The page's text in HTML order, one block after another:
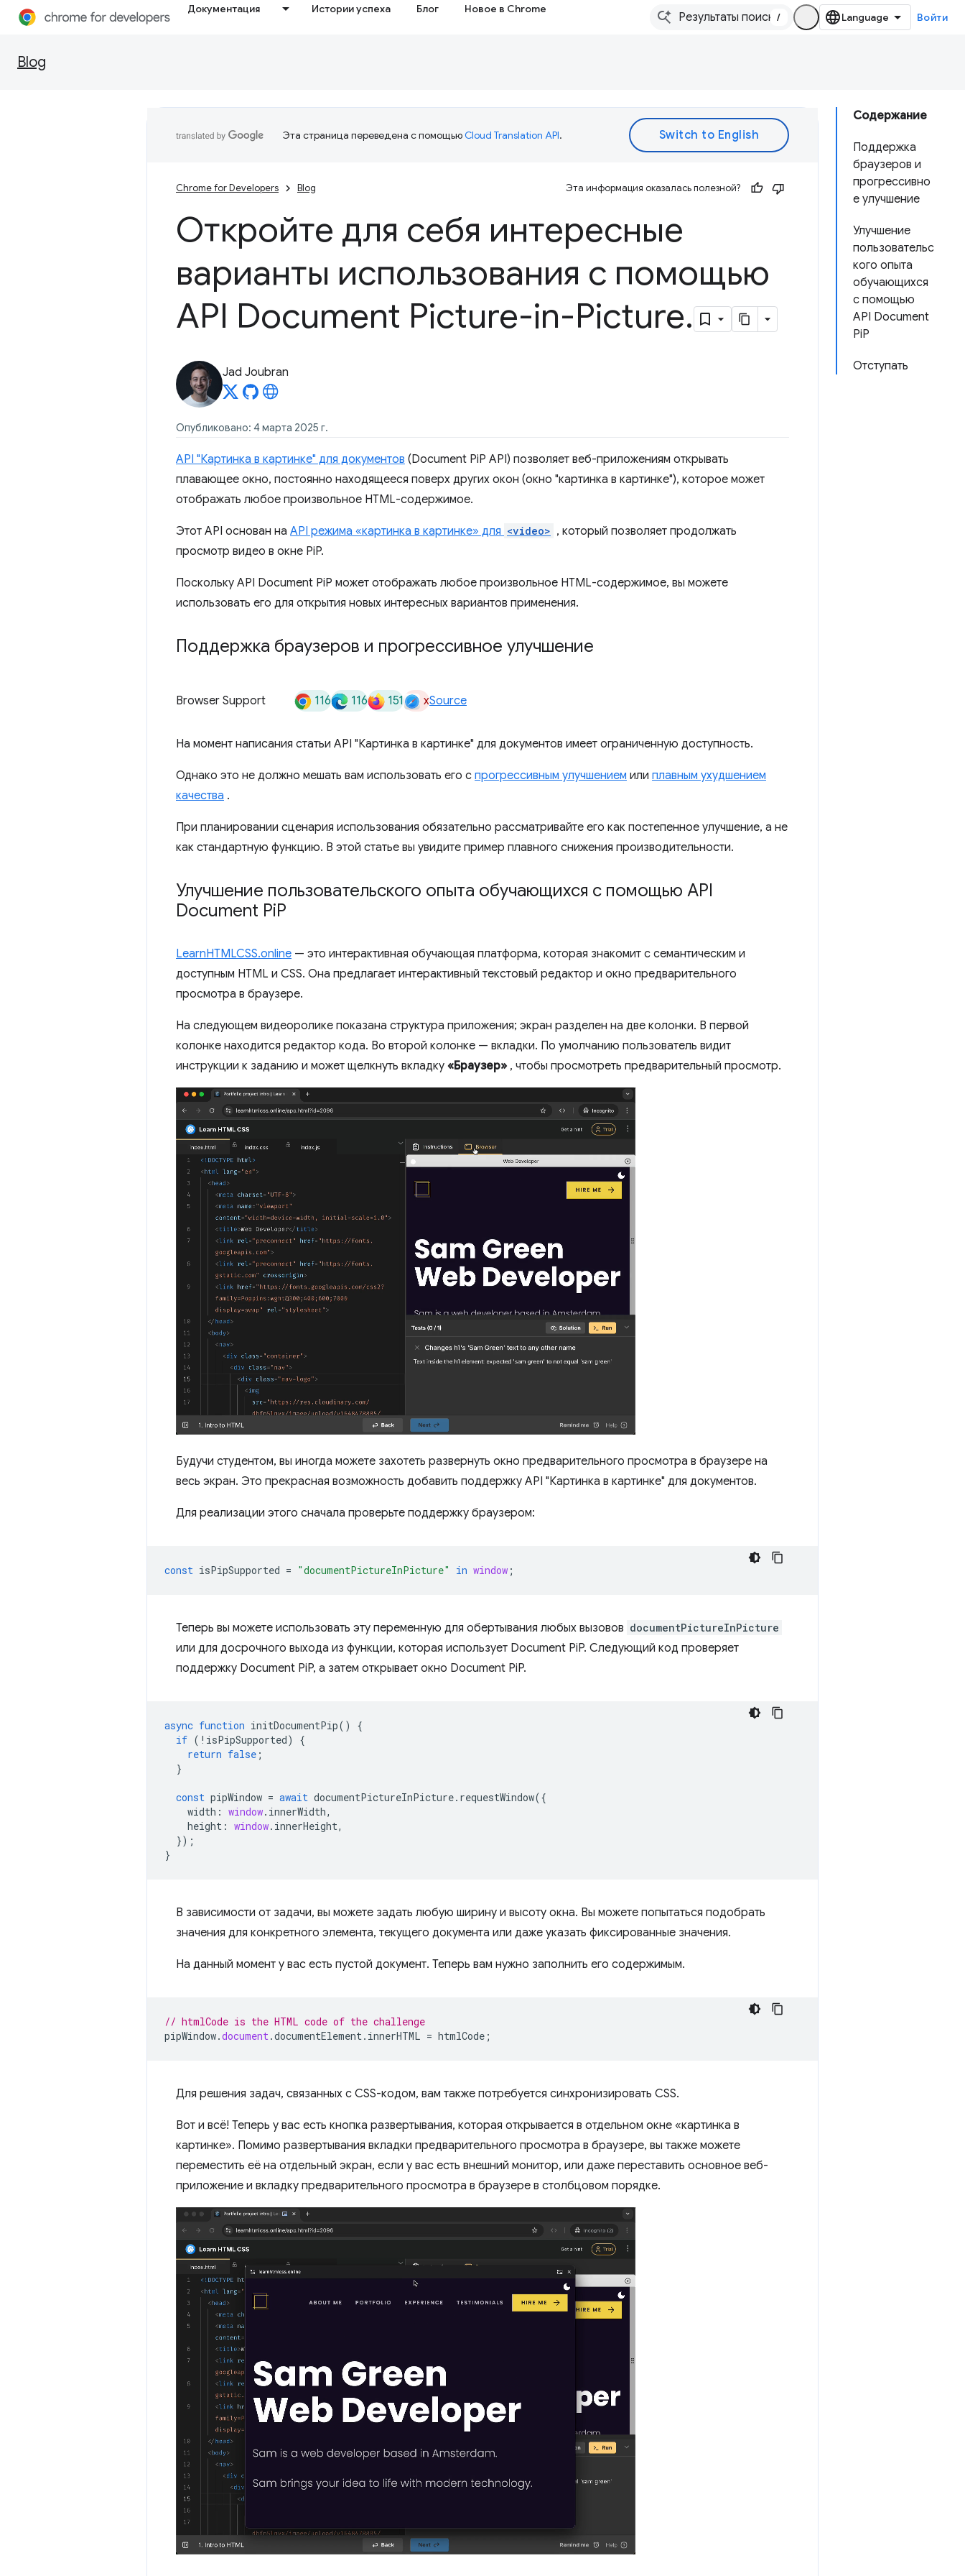
Документация Истории успеха Блог Новое в Chrome
/ Войти
Blog
Содержание
Поддержка
браузеров и
прогрессивно
е улучшение
Улучшение
пользовательс
кого опыта
обучающихся
с помощью
API Document
PiP
Отступать
Эта страница переведена с помощьюCloud Translation API.
Chrome for Developers Blog Эта информация оказалась полезной?
Откройте для себя интересные
варианты использования с помощью
API Document Picture-in-Picture.
Jad Joubran
Опубликовано: 4 марта 2025 г.
API "Картинка в картинке" для документов (Document PiP API) позволяет веб-приложениям открывать
плавающее окно, постоянно находящееся поверх других окон (окно "картинка в картинке"), которое может
отображать любое произвольное HTML-содержимое.
Этот API основан на API режима «картинка в картинке» для <video> , который позволяет продолжать
просмотр видео в окне PiP.
Поскольку API Document PiP может отображать любое произвольное HTML-содержимое, вы можете
использовать его для открытия новых интересных вариантов применения.
Поддержка браузеров и прогрессивное улучшение
Browser Support 116 116 151 xSource
На момент написания статьи API "Картинка в картинке" для документов имеет ограниченную доступность.
Однако это не должно мешать вам использовать его с прогрессивным улучшением или плавным ухудшением
качества .
При планировании сценария использования обязательно рассматривайте его как постепенное улучшение, а не
как стандартную функцию. В этой статье вы увидите пример плавного снижения производительности.
Улучшение пользовательского опыта обучающихся с помощью API
Document PiP
LearnHTMLCSS.online — это интерактивная обучающая платформа, которая знакомит с семантическим и
доступным HTML и CSS. Она предлагает интерактивный текстовый редактор и окно предварительного
просмотра в браузере.
На следующем видеоролике показана структура приложения; экран разделен на две колонки. В первой
колонке находится редактор кода. Во второй колонке — вкладки. По умолчанию пользователь видит
инструкции к заданию и может щелкнуть вкладку «Браузер» , чтобы просмотреть предварительный просмотр.
Будучи студентом, вы иногда можете захотеть развернуть окно предварительного просмотра в браузере на
весь экран. Это прекрасная возможность добавить поддержку API "Картинка в картинке" для документов.
Для реализации этого сначала проверьте поддержку браузером:
const isPipSupported = "documentPictureInPicture" in window ;
Теперь вы можете использовать эту переменную для обертывания любых вызовов documentPictureInPicture
или для досрочного выхода из функции, которая использует Document PiP. Следующий код проверяет
поддержку Document PiP, а затем открывает окно Document PiP.
async function initDocumentPip()
{
if ( ! isPipSupported)
{
return false ;
}
const pipWindow = await documentPictureInPicture. requestWindow({
width : window. innerWidth,
height : window. innerHeight,
});
}
В зависимости от задачи, вы можете задать любую ширину и высоту окна. Вы можете попытаться подобрать
значения для конкретного элемента, текущего документа или даже указать фиксированные значения.
На данный момент у вас есть пустой документ. Теперь вам нужно заполнить его содержимым.
// htmlCode is the HTML code of the challenge
pipWindow.document .documentElement . innerHTML = htmlCode ;
Для решения задач, связанных с CSS-кодом, вам также потребуется синхронизировать CSS.
Вот и всё! Теперь у вас есть кнопка развертывания, которая открывается в отдельном окне «картинка в
картинке». Помимо развертывания вкладки предварительного просмотра в браузере, вы также можете
переместить её на отдельный экран, если у вас есть внешний монитор, или даже переставить основное веб-
приложение и вкладку предварительного просмотра в браузере в столбцовом порядке.